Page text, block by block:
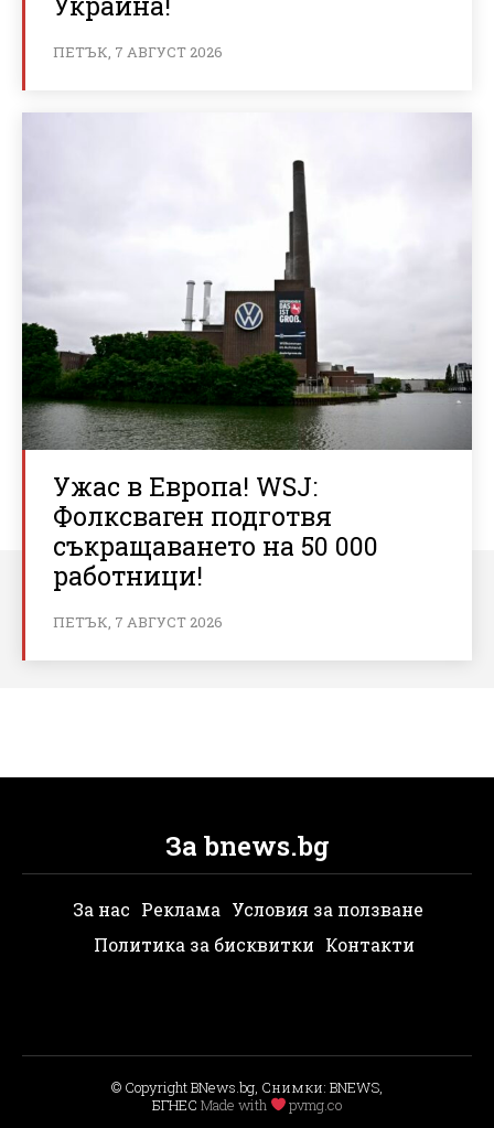
ПЕТЪК, 7 АВГУСТ 2026
Ужас в Европа! WSJ:
Фолксваген подготвя
съкращаването на 50 000
работници!
ПЕТЪК, 7 АВГУСТ 2026
За bnews.bg
За нас Реклама Условия за ползване
Политика за бисквитки Контакти
© Copyright BNews.bg, Снимки: BNEWS,
БГНЕС Мade with pvmg.co